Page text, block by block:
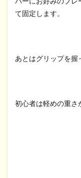
て固定します。
あとはグリップを握
初心者は軽めの重さ